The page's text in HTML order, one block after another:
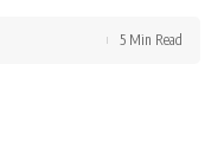
5 Min Read